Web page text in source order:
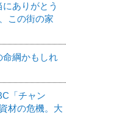
ありがとう
この街の家
命綱かもしれ
「チャン
材の危機。大